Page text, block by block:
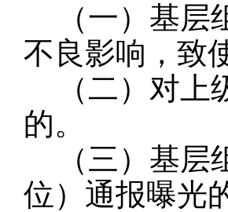
（一）基
不良影响，致
（二）对
的。
（三）基
位）通报曝光